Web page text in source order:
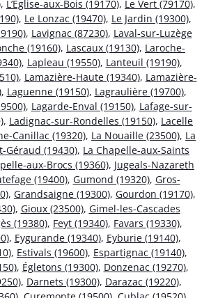
, L’Église-aux-Bois (19170), Le Vert (79170),
, Le Lonzac (19470), Le Jardin (19300),
, Lavignac (87230), Laval-sur-Luzège
(19160), Lascaux (19130), Laroche-
, Lapleau (19550), Lanteuil (19190),
, Lamazière-Haute (19340), Lamazière-
, Laguenne (19150), Lagraulière (19700),
, Lagarde-Enval (19150), Lafage-sur-
, Ladignac-sur-Rondelles (19150), Lacelle
Canillac (19320), La Nouaille (23500), La
Géraud (19430), La Chapelle-aux-Saints
aux-Brocs (19360), Jugeals-Nazareth
(19400), Gumond (19320), Gros-
, Grandsaigne (19300), Gourdon (19170),
, Gioux (23500), Gimel-les-Cascades
(19380), Feyt (19340), Favars (19330),
, Eygurande (19340), Eyburie (19140),
, Estivals (19600), Espartignac (19140),
, Égletons (19300), Donzenac (19270),
, Darnets (19300), Darazac (19220),